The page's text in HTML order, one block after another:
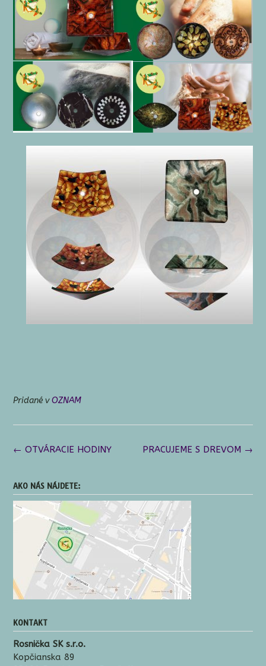
Pridané vOZNAM
Navigácia
PRACUJEME S DREVOM →
← OTVÁRACIE HODINY
AKO NÁS NÁJDETE:
KONTAKT
Rosnička SK s.r.o.
Kopčianska 89